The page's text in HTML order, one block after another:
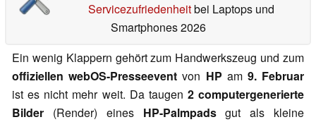
Servicezufriedenheitbei Laptops und
Smartphones 2026
Ein wenig Klappern gehört zum Handwerkszeug und zum
offiziellen webOS-Presseevent von HP am 9. Februar
ist es nicht mehr weit. Da taugen 2 computergenerierte
Bilder (Render) eines HP-Palmpadsgut als kleine